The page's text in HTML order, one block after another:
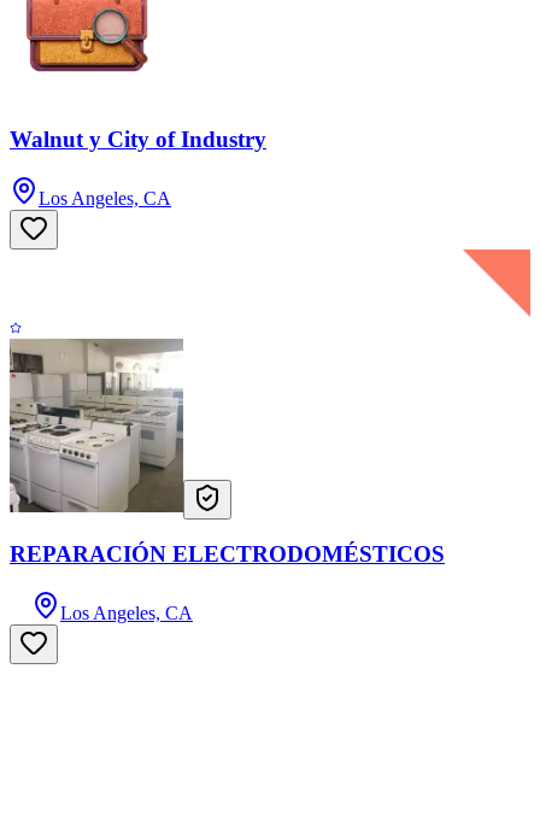
Walnut y City of Industry
Los Angeles, CA
REPARACIÓN ELECTRODOMÉSTICOS
Los Angeles, CA